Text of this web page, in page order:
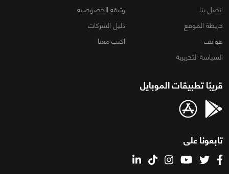
اتصل بنا
وثيقة الخصوصية
خريطة الموقع
دليل الشركات
هواتف
اكتب معنا
السياسة التحريرية
قريبًا تطبيقات الموبايل
تابعونا على